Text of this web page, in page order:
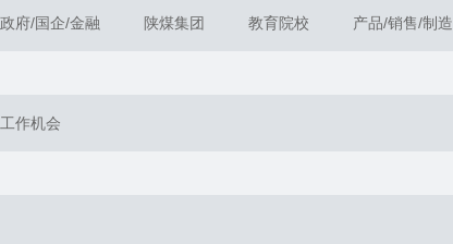
政府/国企/金融 陕煤集团 教育院校 产品/销售/制造
工作机会